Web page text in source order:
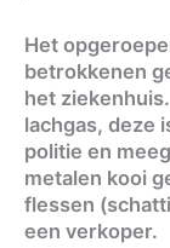
Het
betrokkenen
het
lachgas, deze
politie en
metalen kooi
flessen
een verkoper.